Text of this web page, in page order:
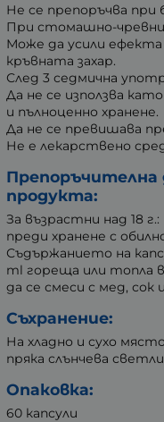
Не се препоръчва при
При стомашно-чревни
Може да усили ефекта
кръвната захар.
След 3 седмична
Да не се използва
и пълноценно хранене.
Да не се превишава
Не е лекарствено
Препоръчителна
продукта:
За възрастни над 18
преди хранене с
Съдържанието на
ml гореща или топла
да се смеси с мед, сок
Съхранение:
На хладно и сухо
пряка слънчева
Опаковка:
60 капсули